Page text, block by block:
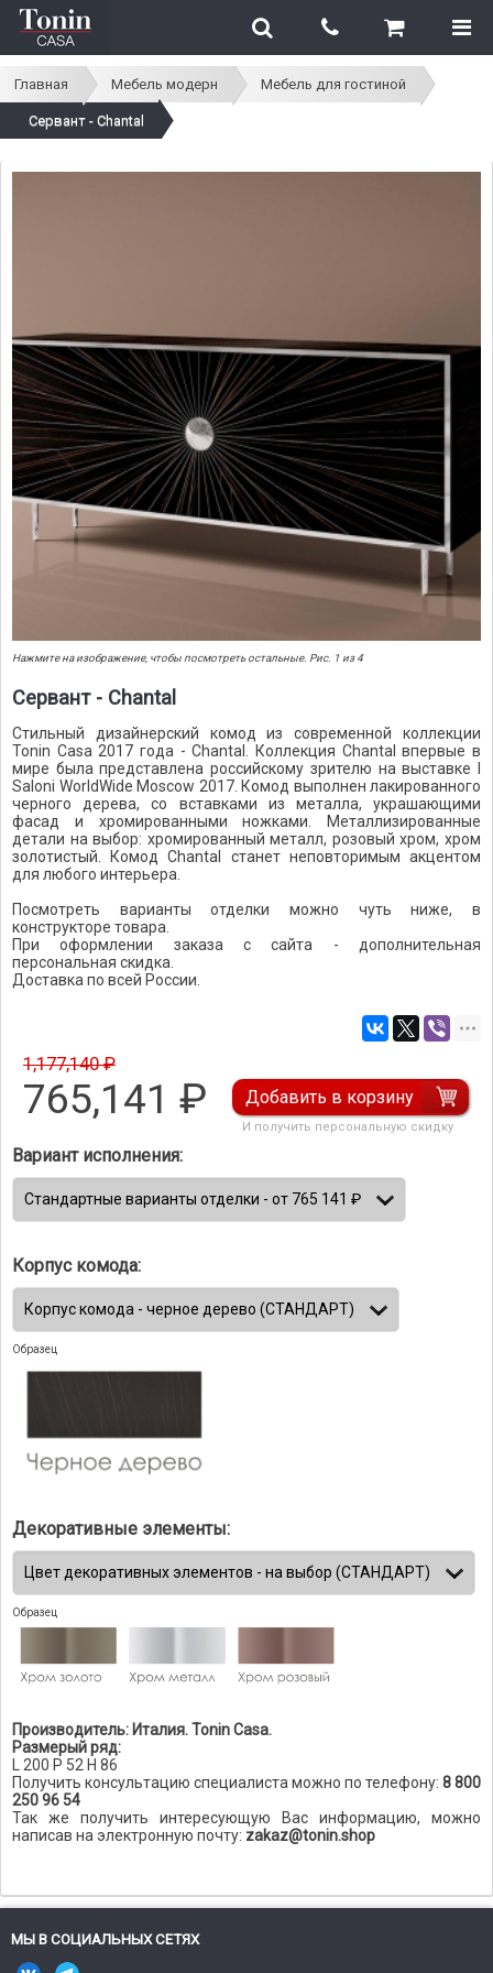
Главная Мебель модерн Мебель для гостиной
Сервант - Chantal
Нажмите на изображение, чтобы посмотреть остальные. Рис. 1 из 4
Сервант - Chantal
Стильный дизайнерский комод из современной коллекции
Tonin Casa 2017 года - Chantal. Коллекция Chantal впервые в
мире была представлена российскому зрителю на выставке I
Saloni WorldWide Moscow 2017. Комод выполнен лакированного
черного дерева, со вставками из металла, украшающими
фасад и хромированными ножками. Металлизированные
детали на выбор: хромированный металл, розовый хром, хром
золотистый. Комод Chantal станет неповторимым акцентом
для любого интерьера.
Посмотреть варианты отделки можно чуть ниже, в
конструкторе товара.
При оформлении заказа с сайта - дополнительная
персональная скидка.
Доставка по всей России.
1,177,140 ₽
765,141 ₽ Добавить в корзину
И получить персональную скидку
Вариант исполнения:
Корпус комода:
Образец
Декоративные элементы:
Образец
Производитель: Италия. Tonin Casa.
Размерый ряд:
L 200 P 52 H 86
Получить консультацию специалиста можно по телефону: 8 800
250 96 54
Так же получить интересующую Вас информацию, можно
написав на электронную почту: zakaz@tonin.shop
МЫ В СОЦИАЛЬНЫХ СЕТЯХ